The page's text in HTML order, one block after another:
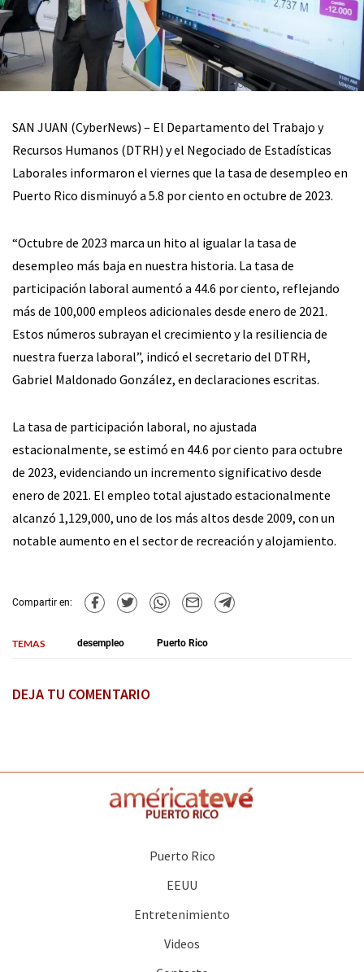
SAN JUAN (CyberNews) – El Departamento del Trabajo y
Recursos Humanos (DTRH) y el Negociado de Estadísticas
Laborales informaron el viernes que la tasa de desempleo en
Puerto Rico disminuyó a 5.8 por ciento en octubre de 2023.
“Octubre de 2023 marca un hito al igualar la tasa de
desempleo más baja en nuestra historia. La tasa de
participación laboral aumentó a 44.6 por ciento, reflejando
más de 100,000 empleos adicionales desde enero de 2021.
Estos números subrayan el crecimiento y la resiliencia de
nuestra fuerza laboral”, indicó el secretario del DTRH,
Gabriel Maldonado González, en declaraciones escritas.
La tasa de participación laboral, no ajustada
estacionalmente, se estimó en 44.6 por ciento para octubre
de 2023, evidenciando un incremento significativo desde
enero de 2021. El empleo total ajustado estacionalmente
alcanzó 1,129,000, uno de los más altos desde 2009, con un
notable aumento en el sector de recreación y alojamiento.
Compartir en:
TEMAS desempleo Puerto Rico
DEJA TU COMENTARIO
Puerto Rico
EEUU
Entretenimiento
Videos